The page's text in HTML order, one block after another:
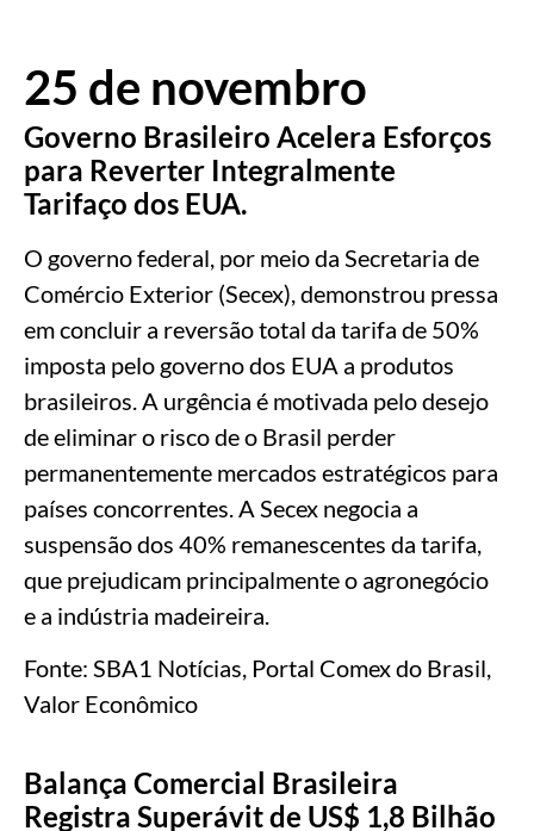
25 de novembro
Governo Brasileiro Acelera Esforços
para Reverter Integralmente
Tarifaço dos EUA.
O governo federal, por meio da Secretaria de
Comércio Exterior (Secex), demonstrou pressa
em concluir a reversão total da tarifa de 50%
imposta pelo governo dos EUA a produtos
brasileiros. A urgência é motivada pelo desejo
de eliminar o risco de o Brasil perder
permanentemente mercados estratégicos para
países concorrentes. A Secex negocia a
suspensão dos 40% remanescentes da tarifa,
que prejudicam principalmente o agronegócio
e a indústria madeireira.
Fonte: SBA1 Notícias, Portal Comex do Brasil,
Valor Econômico
Balança Comercial Brasileira
Registra Superávit de US$ 1,8 Bilhão